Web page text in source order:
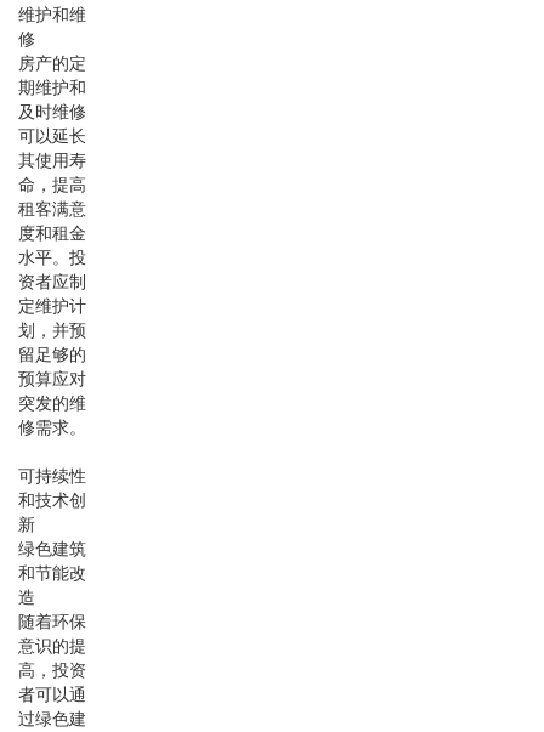
维护和维
修
房产的定
期维护和
及时维修
可以延长
其使用寿
命，提高
租客满意
度和租金
水平。投
资者应制
定维护计
划，并预
留足够的
预算应对
突发的维
修需求。
可持续性
和技术创
新
绿色建筑
和节能改
造
随着环保
意识的提
高，投资
者可以通
过绿色建